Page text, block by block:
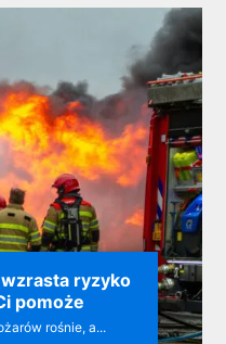
ryzyko
pomoże
rośnie, a...